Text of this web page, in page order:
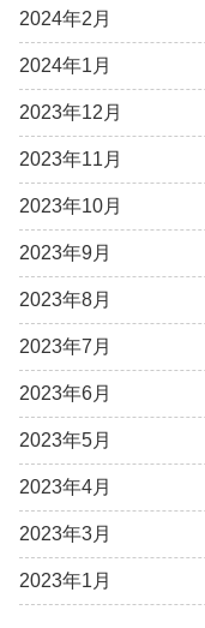
2024年2月
2024年1月
2023年12月
2023年11月
2023年10月
2023年9月
2023年8月
2023年7月
2023年6月
2023年5月
2023年4月
2023年3月
2023年1月